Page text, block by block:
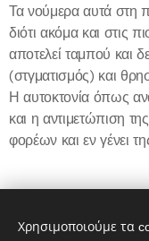
Τα νούμερα αυτά στη
διότι ακόμα και στις
αποτελεί ταμπού και
(στγματισμός) και
Η αυτοκτονία όπως
και η αντιμετώπιση
φορέων και εν γένει
Χρησιμοποιούμε τα